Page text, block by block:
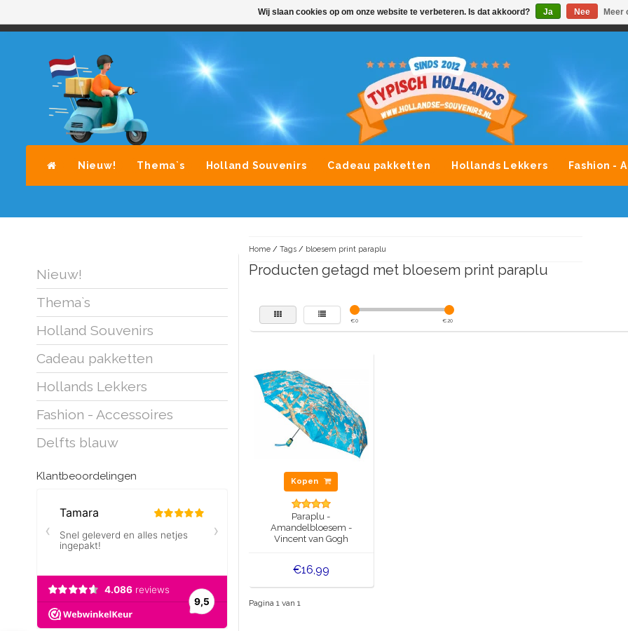
AVONDLEVERING MOGELIJK ALLE MERKEN SOUVENIRS
Nieuw! Thema`s Holland Souvenirs Cadeau pakketten Hollands Lekkers Fashion -
Nieuw!
Thema`s
Holland Souvenirs
Cadeau pakketten
Hollands Lekkers
Fashion - Accessoires
Delfts blauw
Klantbeoordelingen
Home/ Tags/ bloesem print paraplu
Producten getagd met bloesem print paraplu
€0 €20
Kopen
Paraplu -
Amandelbloesem -
Vincent van Gogh
€16,99
Pagina 1 van 1
Wij slaan cookies op om onze website te verbeteren. Is dat akkoord? Ja Nee Meer